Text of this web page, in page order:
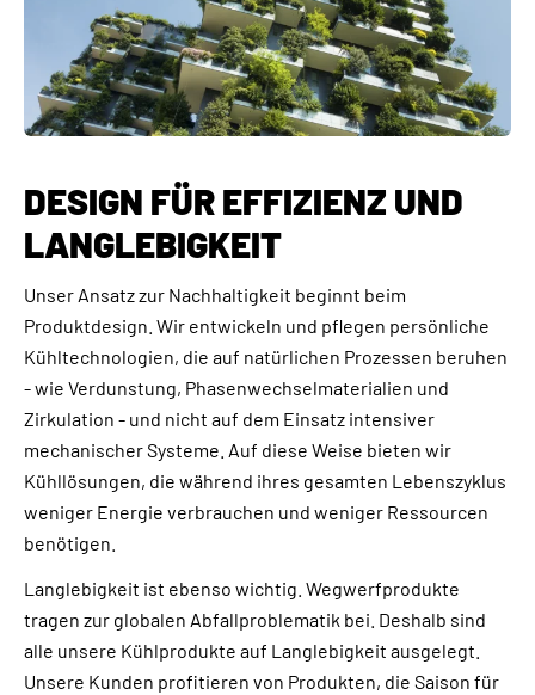
DESIGN FÜR EFFIZIENZ UND
LANGLEBIGKEIT
Unser Ansatz zur Nachhaltigkeit beginnt beim
Produktdesign. Wir entwickeln und pflegen persönliche
Kühltechnologien, die auf natürlichen Prozessen beruhen
- wie Verdunstung, Phasenwechselmaterialien und
Zirkulation - und nicht auf dem Einsatz intensiver
mechanischer Systeme. Auf diese Weise bieten wir
Kühllösungen, die während ihres gesamten Lebenszyklus
weniger Energie verbrauchen und weniger Ressourcen
benötigen.
Langlebigkeit ist ebenso wichtig. Wegwerfprodukte
tragen zur globalen Abfallproblematik bei. Deshalb sind
alle unsere Kühlprodukte auf Langlebigkeit ausgelegt.
Unsere Kunden profitieren von Produkten, die Saison für